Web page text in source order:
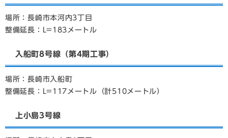
場所：長崎市本河内3丁目
整備延長：L=183メートル
入船町8号線（第4期工事）
場所：長崎市入船町
整備延長：L=117メートル（計510メートル）
上小島3号線